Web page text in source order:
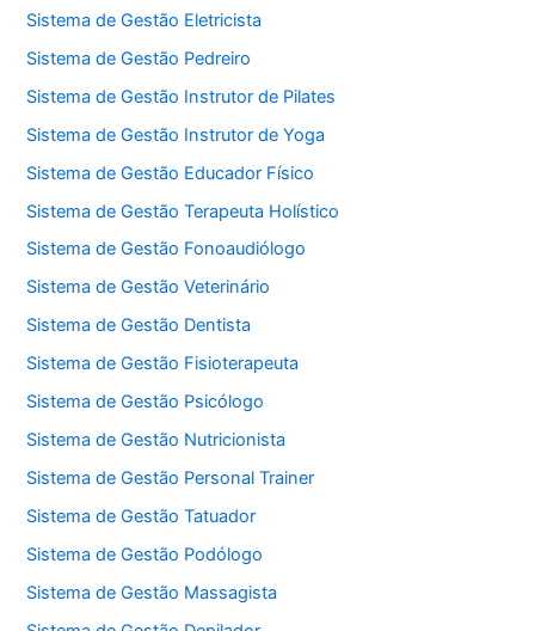
Sistema de Gestão Eletricista
Sistema de Gestão Pedreiro
Sistema de Gestão Instrutor de Pilates
Sistema de Gestão Instrutor de Yoga
Sistema de Gestão Educador Físico
Sistema de Gestão Terapeuta Holístico
Sistema de Gestão Fonoaudiólogo
Sistema de Gestão Veterinário
Sistema de Gestão Dentista
Sistema de Gestão Fisioterapeuta
Sistema de Gestão Psicólogo
Sistema de Gestão Nutricionista
Sistema de Gestão Personal Trainer
Sistema de Gestão Tatuador
Sistema de Gestão Podólogo
Sistema de Gestão Massagista